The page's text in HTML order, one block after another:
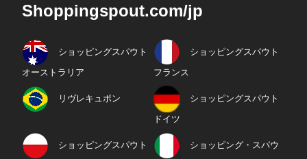
Shoppingspout.com/jp
ショッピングスパウト
オーストラリア
ショッピングスパウト
フランス
リヴレキュポン ショッピングスパウト
ドイツ
ショッピングスパウト ショッピング・スパウ